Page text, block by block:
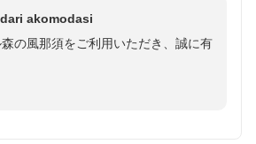
素)
いしい、ちょうどいいボリューム(パ
リアンがとても気に入ってます)
りないサービスがない(足す必要も、
akomodasi
の風那須をご利用いただき、誠に有